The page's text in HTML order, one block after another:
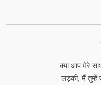
क्या आप मेरे
लड़की, मैं तुम्हें